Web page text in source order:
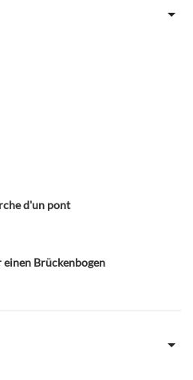
d'un pont
Brückenbogen